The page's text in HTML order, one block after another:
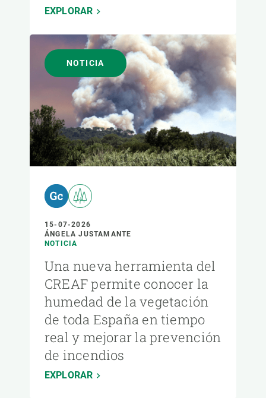
EXPLORAR
NOTICIA
15-07-2026
ÁNGELA JUSTAMANTE
NOTICIA
Una nueva herramienta del
CREAF permite conocer la
humedad de la vegetación
de toda España en tiempo
real y mejorar la prevención
de incendios
EXPLORAR